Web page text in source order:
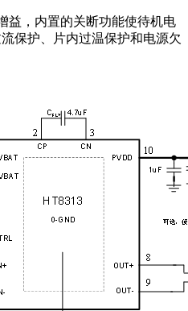
益，内置的关断功能使待机电
保护、片内过温保护和电源欠